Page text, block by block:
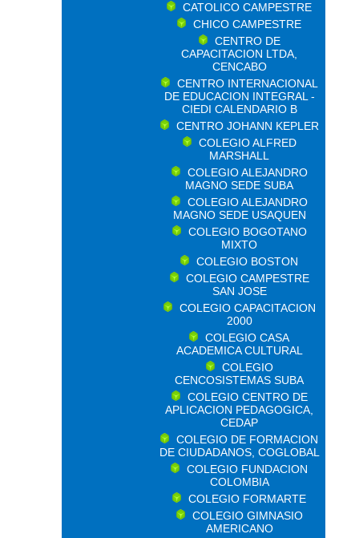
CATOLICO CAMPESTRE
CHICO CAMPESTRE
CENTRO DE
CAPACITACION LTDA,
CENCABO
CENTRO INTERNACIONAL
DE EDUCACION INTEGRAL -
CIEDI CALENDARIO B
CENTRO JOHANN KEPLER
COLEGIO ALFRED
MARSHALL
COLEGIO ALEJANDRO
MAGNO SEDE SUBA
COLEGIO ALEJANDRO
MAGNO SEDE USAQUEN
COLEGIO BOGOTANO
MIXTO
COLEGIO BOSTON
COLEGIO CAMPESTRE
SAN JOSE
COLEGIO CAPACITACION
2000
COLEGIO CASA
ACADEMICA CULTURAL
COLEGIO
CENCOSISTEMAS SUBA
COLEGIO CENTRO DE
APLICACION PEDAGOGICA,
CEDAP
COLEGIO DE FORMACION
DE CIUDADANOS, COGLOBAL
COLEGIO FUNDACION
COLOMBIA
COLEGIO FORMARTE
COLEGIO GIMNASIO
AMERICANO